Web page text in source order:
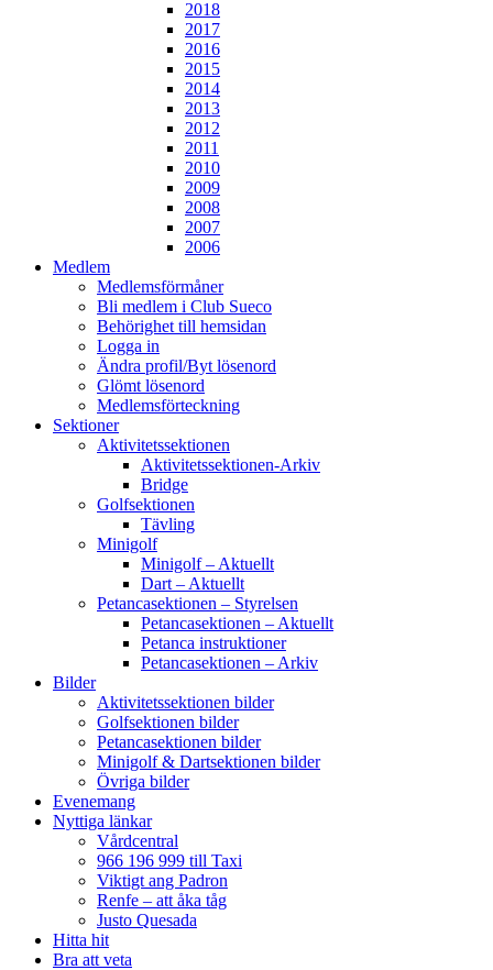
2018
2017
2016
2015
2014
2013
2012
2011
2010
2009
2008
2007
2006
Medlem
Medlemsförmåner
Bli medlem i Club Sueco
Behörighet till hemsidan
Logga in
Ändra profil/Byt lösenord
Glömt lösenord
Medlemsförteckning
Sektioner
Aktivitetssektionen
Aktivitetssektionen-Arkiv
Bridge
Golfsektionen
Tävling
Minigolf
Minigolf – Aktuellt
Dart – Aktuellt
Petancasektionen – Styrelsen
Petancasektionen – Aktuellt
Petanca instruktioner
Petancasektionen – Arkiv
Bilder
Aktivitetssektionen bilder
Golfsektionen bilder
Petancasektionen bilder
Minigolf & Dartsektionen bilder
Övriga bilder
Evenemang
Nyttiga länkar
Vårdcentral
966 196 999 till Taxi
Viktigt ang Padron
Renfe – att åka tåg
Justo Quesada
Hitta hit
Bra att veta